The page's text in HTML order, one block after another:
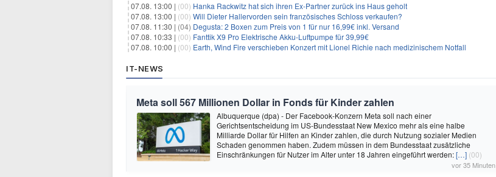
07.08. 13:00 | (00) Hanka Rackwitz hat sich ihren Ex-Partner zurück ins Haus geholt
07.08. 13:00 | (00) Will Dieter Hallervorden sein französisches Schloss verkaufen?
07.08. 11:30 | (04) Degusta: 2 Boxen zum Preis von 1 für nur 16,99€ inkl. Versand
07.08. 10:33 | (00) Fanttik X9 Pro Elektrische Akku-Luftpumpe für 39,99€
07.08. 10:00 | (00) Earth, Wind Fire verschieben Konzert mit Lionel Richie nach medizinischem Notfall
IT-NEWS
Meta soll 567 Millionen Dollar in Fonds für Kinder zahlen
Albuquerque (dpa) - Der Facebook-Konzern Meta soll nach einer
Gerichtsentscheidung im US-Bundesstaat New Mexico mehr als eine halbe
Milliarde Dollar für Hilfen an Kinder zahlen, die durch Nutzung sozialer Medien
Schaden genommen haben. Zudem müssen in dem Bundesstaat zusätzliche
Einschränkungen für Nutzer im Alter unter 18 Jahren eingeführt werden:[…] (00)
vor 35 Minuten